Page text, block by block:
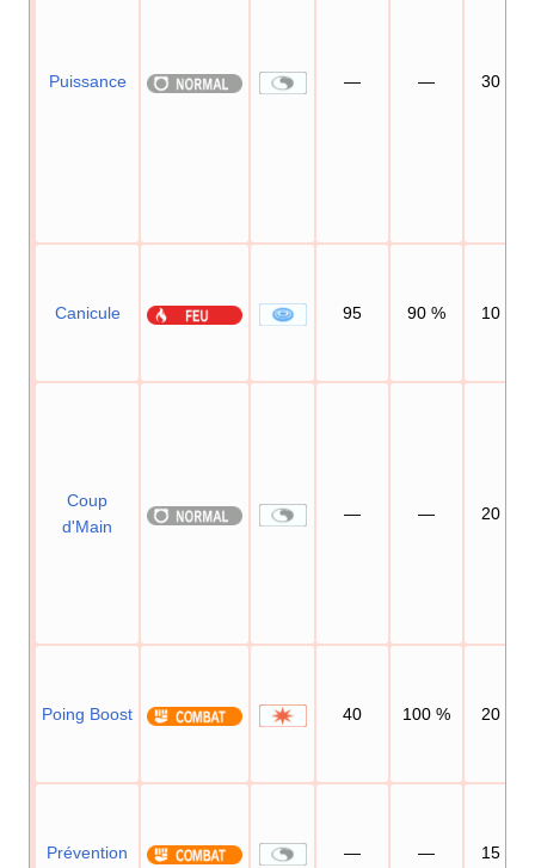
Puissance — — 30
Canicule 95 90 % 10
Coup
d'Main
— — 20
Poing Boost 40 100 % 20
Prévention — — 15